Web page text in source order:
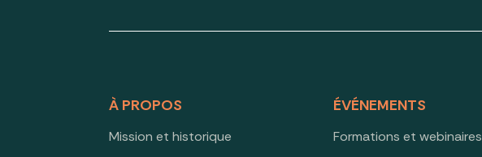
À PROPOS
Mission et historique
ÉVÉNEMENTS
Formations et webinaires